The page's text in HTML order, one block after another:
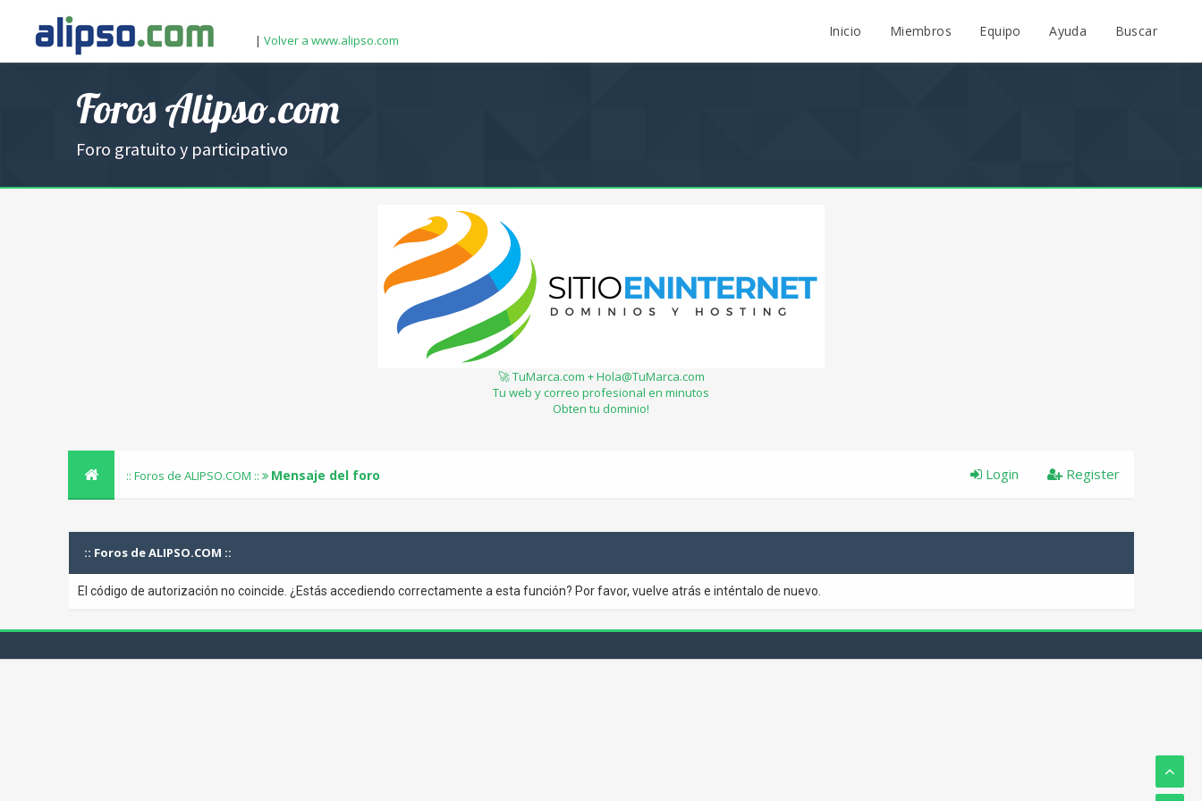
| Volver a www.alipso.com
Inicio Miembros Equipo Ayuda Buscar
Foros Alipso.com
Foro gratuito y participativo
🚀 TuMarca.com + Hola@TuMarca.com
Tu web y correo profesional en minutos
Obten tu dominio!
:: Foros de ALIPSO.COM :: Mensaje del foro Register
Login
:: Foros de ALIPSO.COM ::
El código de autorización no coincide. ¿Estás accediendo correctamente a esta función? Por favor, vuelve atrás e inténtalo de nuevo.